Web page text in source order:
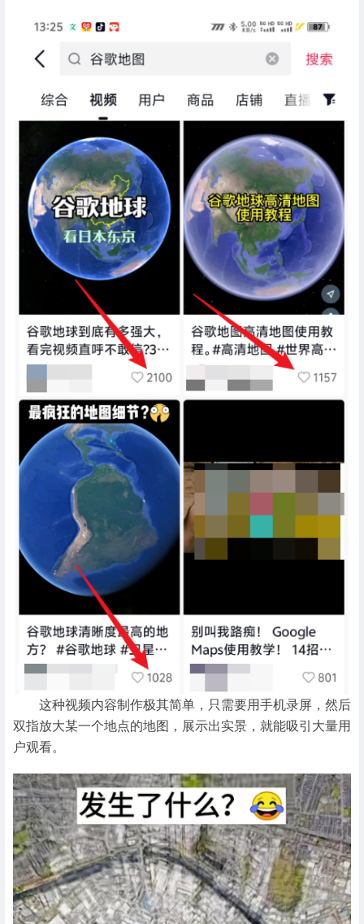
这种视频内容制作极其简单，只需要用手机录屏，然后
双指放大某一个地点的地图，展示出实景，就能吸引大量用
户观看。